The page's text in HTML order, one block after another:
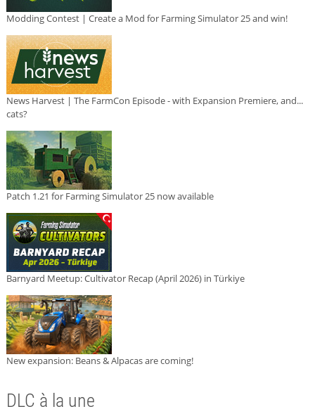
Modding Contest | Create a Mod for Farming Simulator 25 and win!
News Harvest | The FarmCon Episode - with Expansion Premiere, and...
cats?
Patch 1.21 for Farming Simulator 25 now available
Barnyard Meetup: Cultivator Recap (April 2026) in Türkiye
New expansion: Beans & Alpacas are coming!
DLC à la une